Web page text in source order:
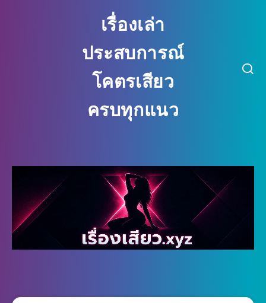
เรื่องเล่า
ประสบการณ์
โคตรเสียว
ครบทุกแนว